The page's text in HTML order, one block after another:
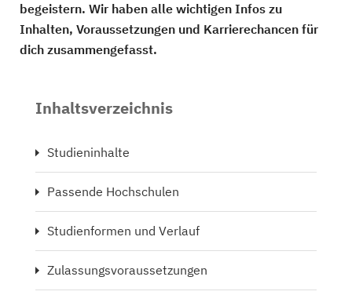
begeistern. Wir haben alle wichtigen Infos zu
Inhalten, Voraussetzungen und Karrierechancen für
dich zusammengefasst.
Inhaltsverzeichnis
Studieninhalte
Passende Hochschulen
Studienformen und Verlauf
Zulassungsvoraussetzungen